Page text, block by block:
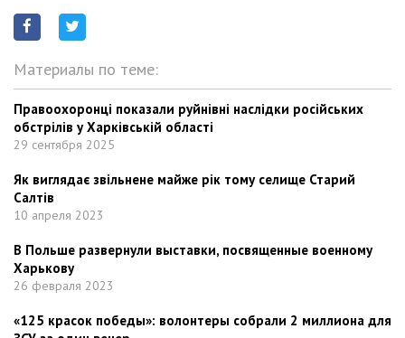
Материалы по теме:
Правоохоронці показали руйнівні наслідки російських
обстрілів у Харківській області
29 сентября 2025
Як виглядає звільнене майже рік тому селище Старий
Салтів
10 апреля 2023
В Польше развернули выставки, посвященные военному
Харькову
26 февраля 2023
«125 красок победы»: волонтеры собрали 2 миллиона для